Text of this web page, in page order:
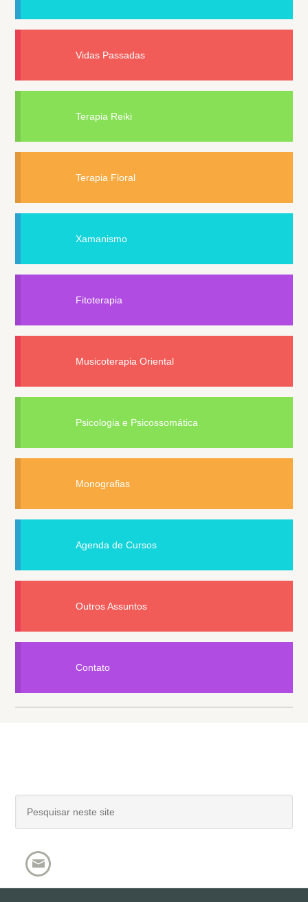
Vidas Passadas
Terapia Reiki
Terapia Floral
Xamanismo
Fitoterapia
Musicoterapia Oriental
Psicologia e Psicossomática
Monografias
Agenda de Cursos
Outros Assuntos
Contato